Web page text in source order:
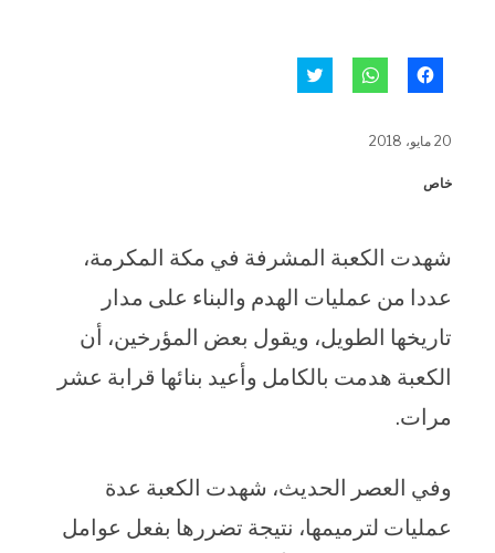
للمشاركة
في
للمشاركة
20 مايو، 2018
خاص
شهدت الكعبة المشرفة في مكة المكرمة،
عددا من عمليات الهدم والبناء على مدار
تاريخها الطويل، ويقول بعض المؤرخين، أن
الكعبة هدمت بالكامل وأعيد بنائها قرابة عشر
مرات.
وفي العصر الحديث، شهدت الكعبة عدة
عمليات لترميمها، نتيجة تضررها بفعل عوامل